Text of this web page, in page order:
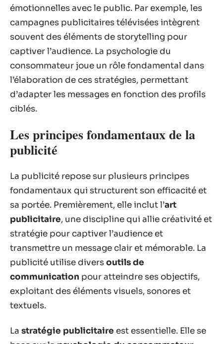
émotionnelles avec le public. Par exemple, les
campagnes publicitaires télévisées intègrent
souvent des éléments de storytelling pour
captiver l’audience. La psychologie du
consommateur joue un rôle fondamental dans
l’élaboration de ces stratégies, permettant
d’adapter les messages en fonction des profils
ciblés.
Les principes fondamentaux de la
publicité
La publicité repose sur plusieurs principes
fondamentaux qui structurent son efficacité et
sa portée. Premièrement, elle inclut l’art
publicitaire, une discipline qui allie créativité et
stratégie pour captiver l’audience et
transmettre un message clair et mémorable. La
publicité utilise diversoutils de
communication pour atteindre ses objectifs,
exploitant des éléments visuels, sonores et
textuels.
La stratégie publicitaire est essentielle. Elle se